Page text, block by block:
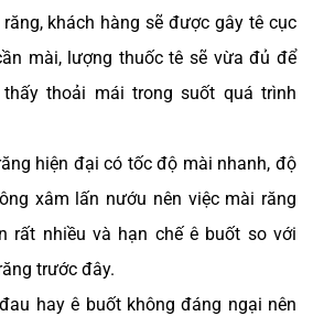
khách hàng sẽ được gây tê cục
mài, lượng thuốc tê sẽ vừa đủ để
thoải mái trong suốt quá trình
hiện đại có tốc độ mài nhanh, độ
xâm lấn nướu nên việc mài răng
rất nhiều và hạn chế ê buốt so với
trước đây.
hay ê buốt không đáng ngại nên